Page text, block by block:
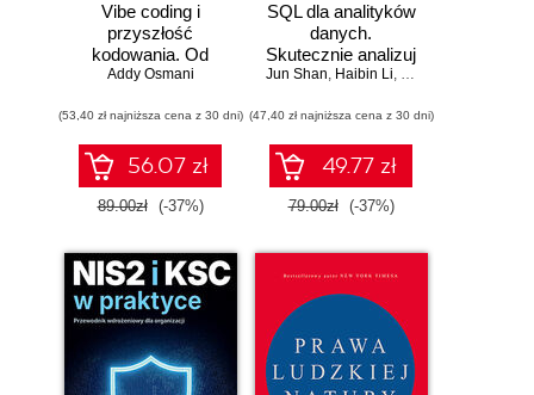
Vibe coding i
przyszłość
kodowania. Od
programisty do
Addy Osmani
(53,40 zł najniższa cena z 30 dni)
56.07 zł
89.00zł (-37%)
SQL dla analityków
danych.
Skutecznie analizuj
dane, wyciągaj
wnioski i opanuj
zaawansowany
SQL na potrzeby
praktycznych
zastosowań.
Jun Shan, Haibin Li, Matt Goldwasser
(47,40 zł najniższa cena z 30 dni)
49.77 zł
79.00zł (-37%)